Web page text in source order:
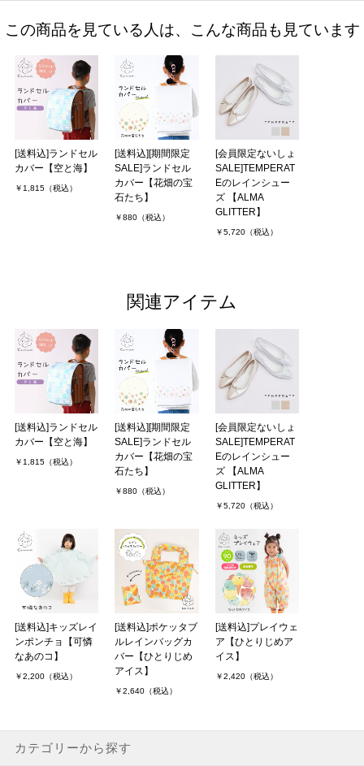
この商品を見ている人は、こんな商品も見ています
[送料込]ランドセル
カバー【空と海】
￥1,815（税込）
[送料込][期間限定
SALE]ランドセル
カバー【花畑の宝
石たち】
￥880（税込）
[会員限定ないしょ
SALE]TEMPERAT
Eのレインシュー
ズ 【ALMA
GLITTER】
￥5,720（税込）
関連アイテム
[送料込]ランドセル
カバー【空と海】
￥1,815（税込）
[送料込][期間限定
SALE]ランドセル
カバー【花畑の宝
石たち】
￥880（税込）
[会員限定ないしょ
SALE]TEMPERAT
Eのレインシュー
ズ 【ALMA
GLITTER】
￥5,720（税込）
[送料込]キッズレイ
ンポンチョ【可憐
なあのコ】
￥2,200（税込）
[送料込]ポケッタブ
ルレインバッグカ
バー【ひとりじめ
アイス】
￥2,640（税込）
[送料込]プレイウェ
ア【ひとりじめア
イス】
￥2,420（税込）
カテゴリーから探す